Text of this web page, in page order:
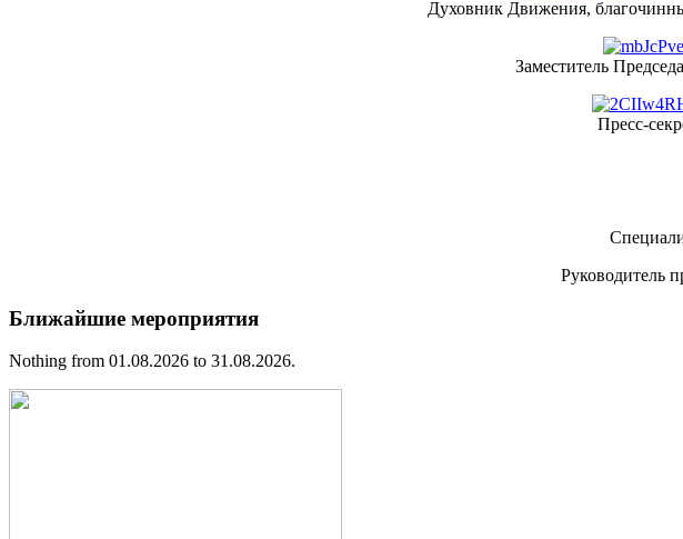
Духовник Движения,
Заместитель
Пресс-
Руководитель
Ближайшие мероприятия
Nothing from 01.08.2026 to 31.08.2026.